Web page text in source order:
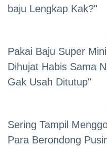
baju Lengkap Kak?"
Pakai Baju Super
Dihujat Habis Sama
Gak Usah Ditutup"
Sering Tampil
Para Berondong